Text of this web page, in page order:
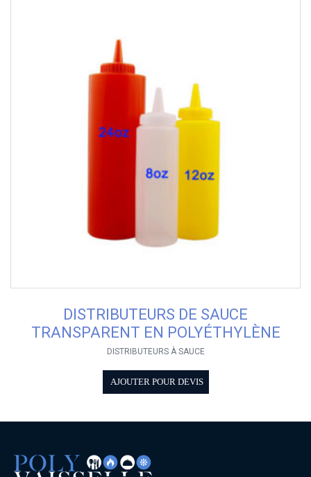
DISTRIBUTEURS DE SAUCE
TRANSPARENT EN POLYÉTHYLÈNE
DISTRIBUTEURS À SAUCE
AJOUTER POUR DEVIS